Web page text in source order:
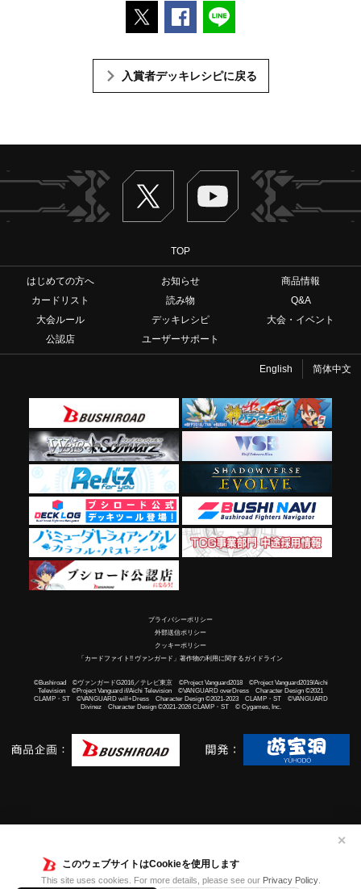
このウェブサイトはCookieを使用します
This site uses cookies. For more details, please see our Privacy Policy.
✕
ポストするFacebookでシェアする
入賞者デッキレシピに戻る
Twitter ヴァンガードch
TOP
はじめての方へ お知らせ
商品情報
カードリスト
読み物
Q&A
大会ルール
デッキレシピ
大会・イベント
公認店
ユーザーサポート
English 简体中文
プライバシーポリシー
外部送信ポリシー
クッキーポリシー
「カードファイト!! ヴァンガード」著作物の利用に関するガイドライン
©Bushiroad ©ヴァンガードG2016／テレビ東京 ©Project Vanguard2018 ©Project Vanguard2019/Aichi
Television ©Project Vanguard if/Aichi Television ©VANGUARD overDress Character Design ©2021
CLAMP・ST ©VANGUARD will+Dress Character Design ©2021-2023 CLAMP・ST ©VANGUARD
Divinez Character Design ©2021-2026 CLAMP・ST © Cygames, Inc.